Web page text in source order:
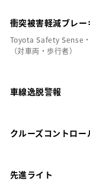
衝突被害軽減ブレー
Toyota Safety Sense
（対車両・歩行者）
車線逸脱警報
クルーズコントロー
先進ライト